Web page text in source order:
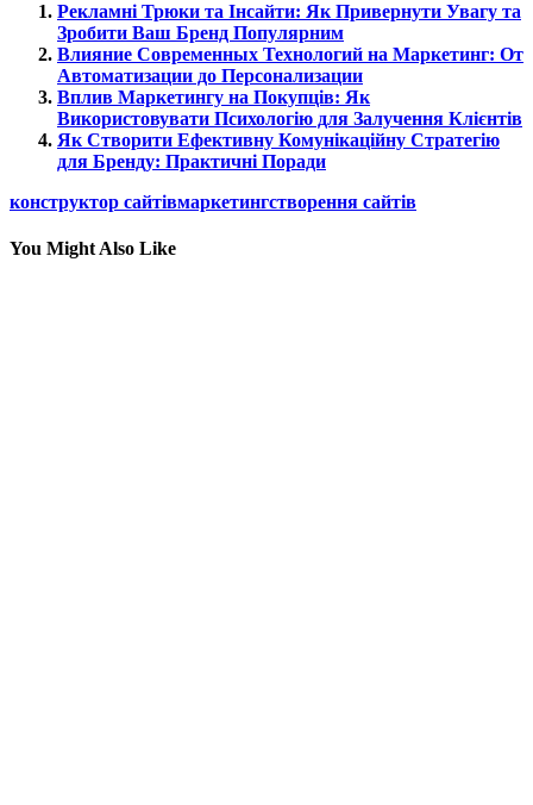
Рекламні Трюки та Інсайти: Як Привернути Увагу та
Зробити Ваш Бренд Популярним
Влияние Современных Технологий на Маркетинг: От
Автоматизации до Персонализации
Вплив Маркетингу на Покупців: Як
Використовувати Психологію для Залучення Клієнтів
Як Створити Ефективну Комунікаційну Стратегію
для Бренду: Практичні Поради
конструктор сайтівмаркетингстворення сайтів
You Might Also Like